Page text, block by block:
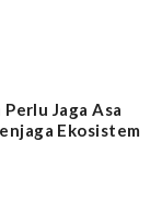
Jaga Asa
Ekosistem